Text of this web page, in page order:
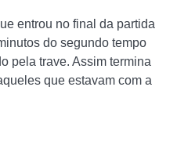
entrou no final da partida
do segundo tempo
pela trave. Assim termina
que estavam com a